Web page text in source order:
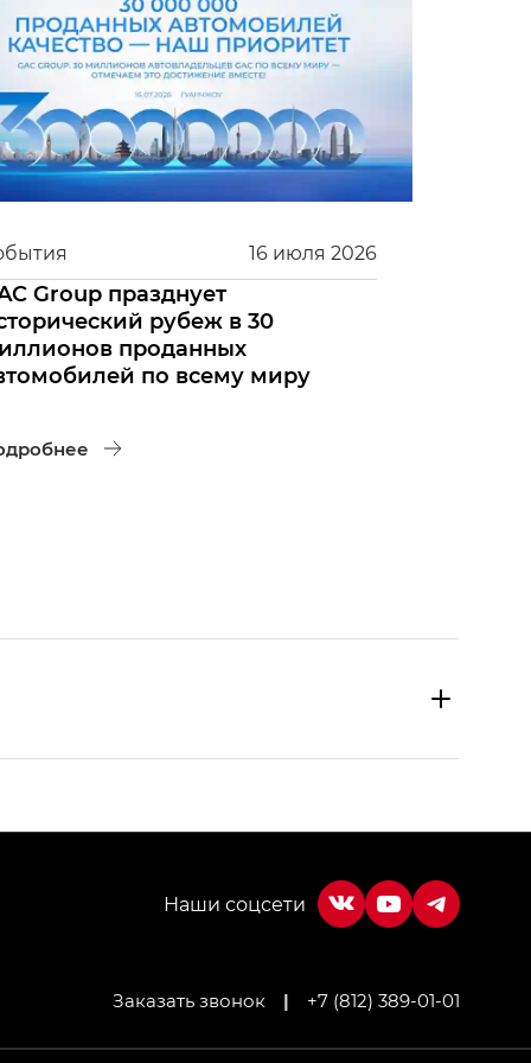
16 июля 2026
Group празднует
рубеж в 30
проданных
по всему миру
Заказать звонок | +7 (812) 389-01-01